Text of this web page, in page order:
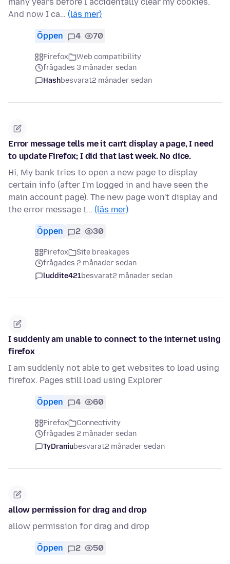
many years before I accidentally clear my cookies.
And now I ca… (läs mer)
Öppen 4 70
Firefox
Web compatibility
frågades 3 månader sedan
Hashbesvarat2 månader sedan
Error message tells me it can't display a page, I need
to update Firefox; I did that last week. No dice.
Hi, My bank tries to open a new page to display
certain info (after I'm logged in and have seen the
main account page). The new page won't display and
the error message t… (läs mer)
Öppen 2 30
Firefox
Site breakages
frågades 2 månader sedan
luddite421besvarat2 månader sedan
I suddenly am unable to connect to the internet using
firefox
I am suddenly not able to get websites to load using
firefox. Pages still load using Explorer
Öppen 4 60
Firefox
Connectivity
frågades 2 månader sedan
TyDraniubesvarat2 månader sedan
allow permission for drag and drop
allow permission for drag and drop
Öppen 2 50